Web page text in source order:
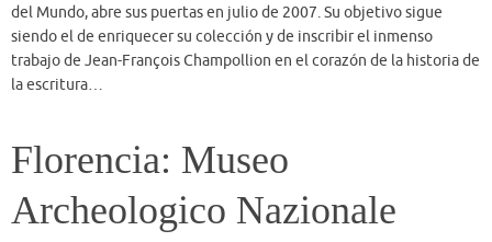
El Museo Arqueológico Nacional de
Florencia está ubicado en el Palazzo delle Crocetta en la Plaza
Santissima Annunciata esquina con la Via delle Colonna. La sección
por el famoso Museo Egipcio de Turín.Un primo nucleo di antichità
egiziane era presente a Firenze già nel settecento nelle collezioni
incrementato.Un primer grupo de antigüedades egipcias estaba